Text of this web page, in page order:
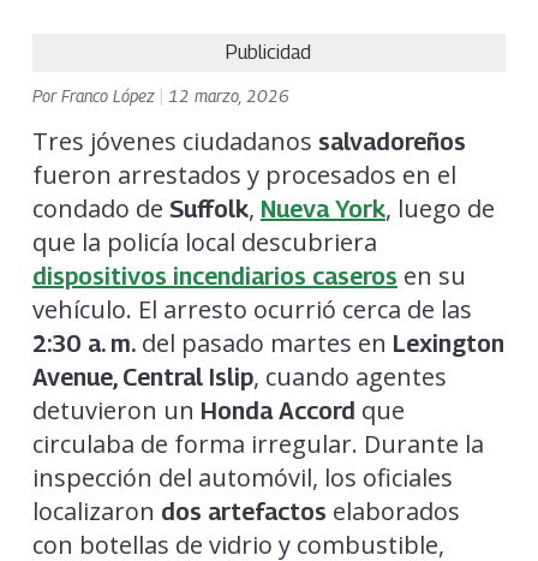
Publicidad
PorFranco López 12 marzo, 2026
Tres jóvenes ciudadanos salvadoreños
fueron arrestados y procesados en el
condado de Suffolk, Nueva York, luego de
que la policía local descubriera
dispositivos incendiarios caseros en su
vehículo. El arresto ocurrió cerca de las
2:30 a. m.del pasado martes en Lexington
Avenue, Central Islip, cuando agentes
detuvieron un Honda Accord que
circulaba de forma irregular. Durante la
inspección del automóvil, los oficiales
localizaron dos artefactos elaborados
con botellas de vidrio y combustible,